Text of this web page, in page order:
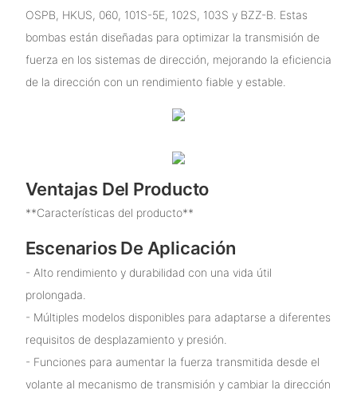
OSPB, HKUS, 060, 101S-5E, 102S, 103S y BZZ-B. Estas
bombas están diseñadas para optimizar la transmisión de
fuerza en los sistemas de dirección, mejorando la eficiencia
de la dirección con un rendimiento fiable y estable.
Ventajas Del Producto
**Características del producto**
Escenarios De Aplicación
- Alto rendimiento y durabilidad con una vida útil
prolongada.
- Múltiples modelos disponibles para adaptarse a diferentes
requisitos de desplazamiento y presión.
- Funciones para aumentar la fuerza transmitida desde el
volante al mecanismo de transmisión y cambiar la dirección